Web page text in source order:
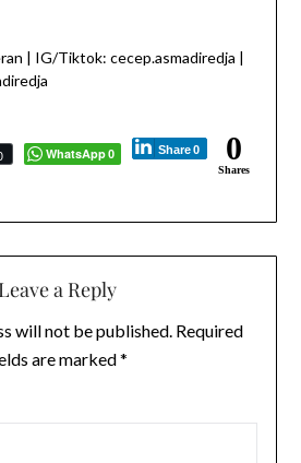
| IG/Tiktok: cecep.asmadiredja |
WhatsApp 0 Share 0 0
Shares
Leave a Reply
will not be published. Required
are marked*